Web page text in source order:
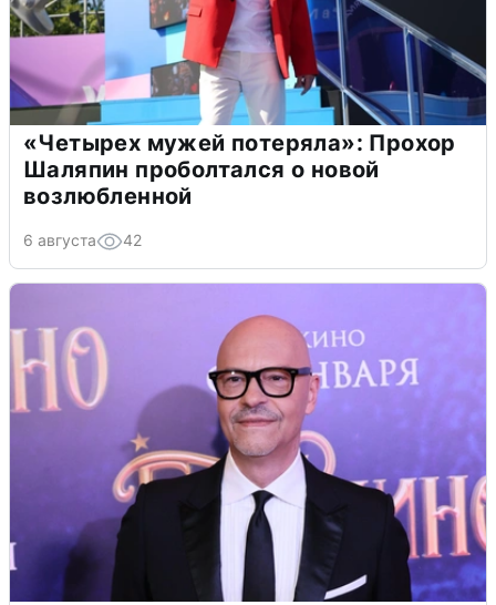
«Четырех мужей потеряла»: Прохор
Шаляпин проболтался о новой
возлюбленной
6 августа 42